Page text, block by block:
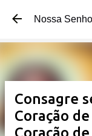
Nossa
Consagre
Coração
Coração